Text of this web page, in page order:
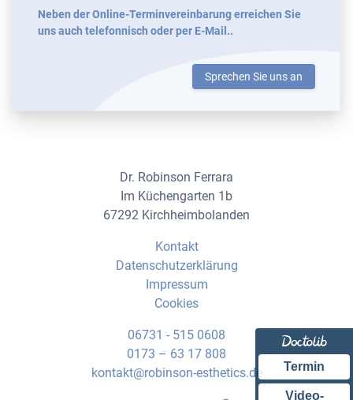
Neben der Online-Terminvereinbarung erreichen Sie
uns auch telefonnisch oder per E-Mail..
Sprechen Sie uns an
Dr. Robinson Ferrara
Im Küchengarten 1b
67292 Kirchheimbolanden
Kontakt
Datenschutzerklärung
Impressum
Cookies
06731 - 515 0608
0173 – 63 17 808
kontakt@robinson-esthetics.de
Termin
Video-